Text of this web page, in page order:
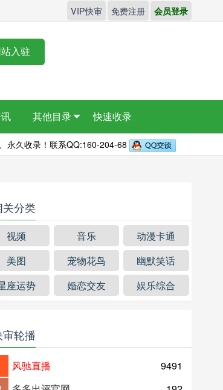
VIP快审 免费注册 会员登录
站入驻
其他目录 快速收录
永久收录！联系QQ:160-204-68
关分类
视频 音乐
动漫卡通
美图
宠物花鸟
幽默笑话
座运势
婚恋交友 娱乐综合
审轮播
风驰直播
9491